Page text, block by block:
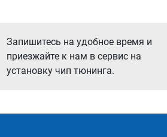
Запишитесь на удобное время и
приезжайте к нам в сервис на
установку чип тюнинга.